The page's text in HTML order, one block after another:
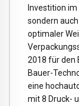
Investition
sondern
optimaler
2018 für den
Bauer-
eine
mit 8 Druck-